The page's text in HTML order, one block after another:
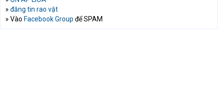
» đăng tin rao vặt
» Vào Facebook Group để SPAM